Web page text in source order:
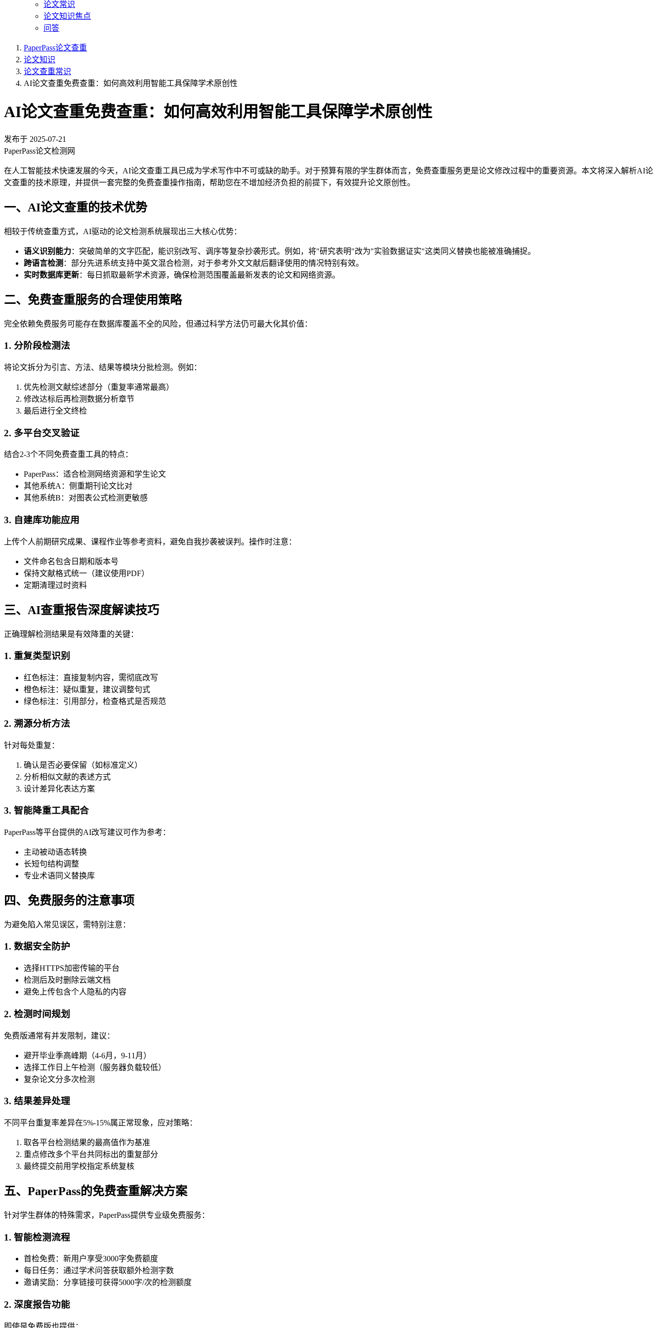
论文常识
论文知识焦点
问答
PaperPass论文查重
论文知识
论文查重常识
AI论文查重免费查重：如何高效利用智能工具保障学术原创性
AI论文查重免费查重：如何高效利用智能工具保障学术原创性
发布于 2025-07-21
PaperPass论文检测网
在人工智能技术快速发展的今天，AI论文查重工具已成为学术写作中不可或缺的助手。对于预算有限的学生群体而言，免费查重服务更是论文修改过程中的重要资源。本文将深入解析AI论
文查重的技术原理，并提供一套完整的免费查重操作指南，帮助您在不增加经济负担的前提下，有效提升论文原创性。
一、AI论文查重的技术优势
相较于传统查重方式，AI驱动的论文检测系统展现出三大核心优势：
语义识别能力：突破简单的文字匹配，能识别改写、调序等复杂抄袭形式。例如，将"研究表明"改为"实验数据证实"这类同义替换也能被准确捕捉。
跨语言检测 ：部分先进系统支持中英文混合检测，对于参考外文文献后翻译使用的情况特别有效。
实时数据库更新：每日抓取最新学术资源，确保检测范围覆盖最新发表的论文和网络资源。
二、免费查重服务的合理使用策略
完全依赖免费服务可能存在数据库覆盖不全的风险，但通过科学方法仍可最大化其价值：
1. 分阶段检测法
将论文拆分为引言、方法、结果等模块分批检测。例如：
优先检测文献综述部分（重复率通常最高）
修改达标后再检测数据分析章节
最后进行全文终检
2. 多平台交叉验证
结合2-3个不同免费查重工具的特点：
PaperPass：适合检测网络资源和学生论文
其他系统A：侧重期刊论文比对
其他系统B：对图表公式检测更敏感
3. 自建库功能应用
上传个人前期研究成果、课程作业等参考资料，避免自我抄袭被误判。操作时注意：
文件命名包含日期和版本号
保持文献格式统一（建议使用PDF）
定期清理过时资料
三、AI查重报告深度解读技巧
正确理解检测结果是有效降重的关键：
1. 重复类型识别
红色标注：直接复制内容，需彻底改写
橙色标注：疑似重复，建议调整句式
绿色标注：引用部分，检查格式是否规范
2. 溯源分析方法
针对每处重复：
确认是否必要保留（如标准定义）
分析相似文献的表述方式
设计差异化表达方案
3. 智能降重工具配合
PaperPass等平台提供的AI改写建议可作为参考：
主动被动语态转换
长短句结构调整
专业术语同义替换库
四、免费服务的注意事项
为避免陷入常见误区，需特别注意：
1. 数据安全防护
选择HTTPS加密传输的平台
检测后及时删除云端文档
避免上传包含个人隐私的内容
2. 检测时间规划
免费版通常有并发限制，建议：
避开毕业季高峰期（4-6月，9-11月）
选择工作日上午检测（服务器负载较低）
复杂论文分多次检测
3. 结果差异处理
不同平台重复率差异在5%-15%属正常现象，应对策略：
取各平台检测结果的最高值作为基准
重点修改多个平台共同标出的重复部分
最终提交前用学校指定系统复核
五、PaperPass的免费查重解决方案
针对学生群体的特殊需求，PaperPass提供专业级免费服务：
1. 智能检测流程
首检免费：新用户享受3000字免费额度
每日任务：通过学术问答获取额外检测字数
邀请奖励：分享链接可获得5000字/次的检测额度
2. 深度报告功能
即使是免费版也提供：